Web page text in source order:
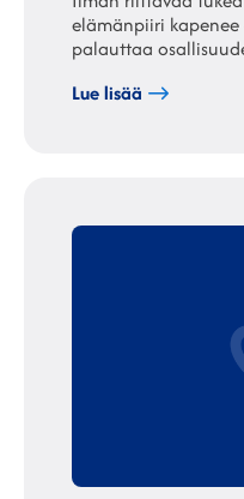
elämänpiiri
palauttaa
Lue lisää